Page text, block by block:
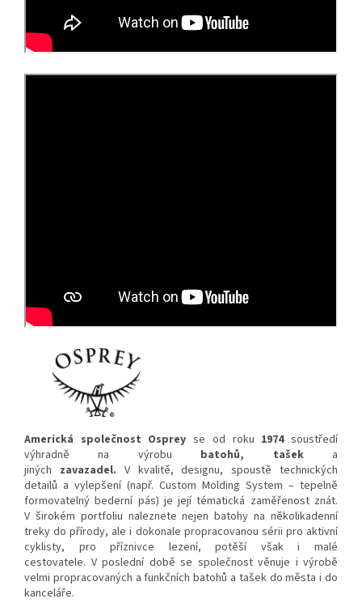
Americká společnost Osprey se od roku 1974soustředí
výhradně na výrobu
batohů, tašek
a
jiných zavazadel. V kvalitě, designu, spoustě technických
detailů a vylepšení (např. Custom Molding System – tepelně
formovatelný bederní pás) je její tématická zaměřenost znát.
V širokém portfoliu naleznete nejen batohy na několikadenní
treky do přírody, ale i dokonale propracovanou sérii pro aktivní
cyklisty, pro příznivce lezení, potěší však i malé
cestovatele. V poslední době se společnost věnuje i výrobě
velmi propracovaných a funkčních batohů a tašek do města i do
kanceláře.